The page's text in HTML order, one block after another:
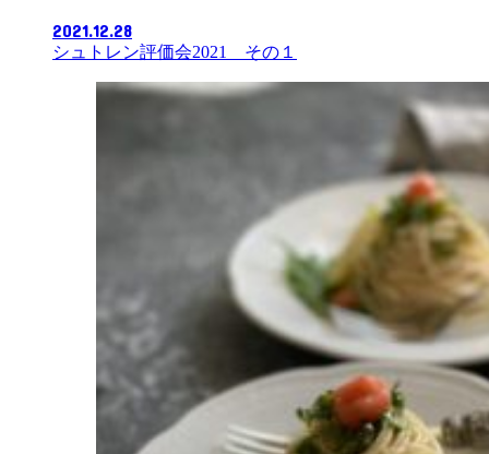
2021.12.28
シュトレン評価会2021 その１